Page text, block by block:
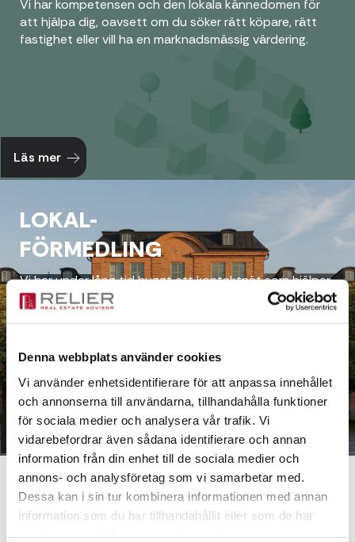
Denna webbplats använder cookies
Vi använder enhetsidentifierare för att anpassa innehållet
och annonserna till användarna, tillhandahålla funktioner
för sociala medier och analysera vår trafik. Vi
vidarebefordrar även sådana identifierare och annan
information från din enhet till de sociala medier och
annons- och analysföretag som vi samarbetar med.
Dessa kan i sin tur kombinera informationen med annan
information som du har tillhandahållit eller som de har
Vi har kompetensen och den lokala kännedomen för
att hjälpa dig, oavsett om du söker rätt köpare, rätt
fastighet eller vill ha en marknadsmässig värdering.
Läs mer
LOKAL-
FÖRMEDLING
Vi har under lång tid byggt ett kontaktnät som hjälper
oss matcha rätt fastighet med rätt hyresgäster.
Kontakta oss om du vill hitta eller hyra ut en lokal.
Läs mer